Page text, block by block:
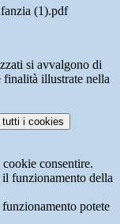
(1).pdf
si avvalgono di
finalità illustrate nella
i cookies
consentire.
funzionamento della
potete